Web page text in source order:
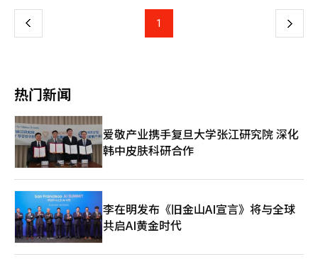
零’的口号，但实际上将攻击的矛头指向金候选人，只会导致民主
进步阵营内部的分裂。调国代表与调国创新党应将矛头指向未对内
答，‘国家应是保护人民生命与安全的存在’这一民主进步阵营选
民的想法是否错误。” 同时，她指出：“金候选人没有回答，而
是提到调国代表是罪犯，这显示了被人民弹劾的政治检察官的本
色，深感遗憾。”她还表示：“大胜的本意是对我们所有人都有
利。” 另一方面，平泽的选举中，调国代表、金候选人以及进步
党常任代表金在妍均已宣布参选，导致进步阵营的选票分散引发担
忧。在保守阵营中，曾在该地区成功连任三届的柳义东候选人和自
由与创新代表黄教安也已宣布参选。目前，单一候选人的可能性不
大，预计在三对二的局势下，保守阵营可能占据优势。※ 本报道
经人工智能（AI）系统翻译与编辑。
上 1 下
热门新闻
爱敬产业携手复旦大学张江研究院 深化
韩中皮肤科研合作
李在明发布《旧金山AI宣言》将与全球
共启AI黄金时代